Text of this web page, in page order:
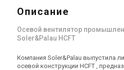
Промышленные
Цена по запросу
Описание
Осевой вентилятор
Soler&Palau HCFT
Компания Soler&Palau выпустила
осевой конструкции HCFT ,